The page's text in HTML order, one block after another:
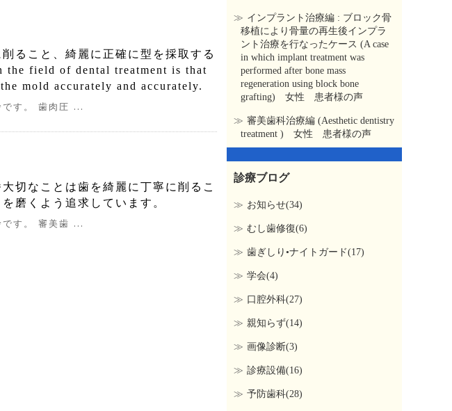
ること、綺麗に正確に型を採取する
the field of dental treatment is that
mold accurately and accurately.
す。 歯肉圧 ...
切なことは歯を綺麗に丁寧に削るこ
磨くよう追求しています。
す。 審美歯 ...
インプラント治療編 : ブロック骨
移植により骨量の再生後インプラ
ント治療を行なったケース (A case
in which implant treatment was
performed after bone mass
regeneration using block bone
grafting) 女性 患者様の声
審美歯科治療編 (Aesthetic dentistry
treatment ) 女性 患者様の声
診療ブログ
お知らせ(34)
むし歯修復(6)
歯ぎしり•ナイトガード(17)
学会(4)
口腔外科(27)
親知らず(14)
画像診断(3)
診療設備(16)
予防歯科(28)